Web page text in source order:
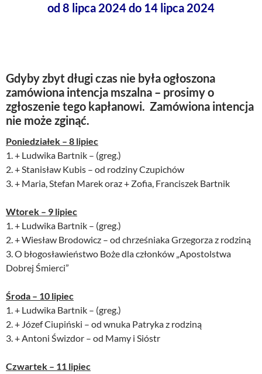
od 8 lipca 2024 do 14 lipca 2024
Gdyby zbyt długi czas nie była ogłoszona
zamówiona intencja mszalna – prosimy o
zgłoszenie tego kapłanowi. Zamówiona intencja
nie może zginąć.
Poniedziałek – 8 lipiec
1. + Ludwika Bartnik – (greg.)
2. + Stanisław Kubis – od rodziny Czupichów
3. + Maria, Stefan Marek oraz + Zofia, Franciszek Bartnik
Wtorek – 9 lipiec
1. + Ludwika Bartnik – (greg.)
2. + Wiesław Brodowicz – od chrześniaka Grzegorza z rodziną
3. O błogosławieństwo Boże dla członków „Apostolstwa
Dobrej Śmierci”
Środa – 10 lipiec
1. + Ludwika Bartnik – (greg.)
2. + Józef Ciupiński – od wnuka Patryka z rodziną
3. + Antoni Świzdor – od Mamy i Sióstr
Czwartek – 11 lipiec